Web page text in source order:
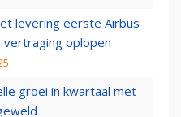
levering eerste Airbus
vertraging oplopen
groei in kwartaal met